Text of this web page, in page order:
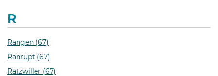
R
Rangen (67)
Ranrupt (67)
Ratzwiller (67)